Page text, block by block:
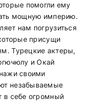
помогли ему
мощную империю.
нам погрузиться
присущи
Турецкие актеры,
и Окай
своими
незабываемые
в себе огромный